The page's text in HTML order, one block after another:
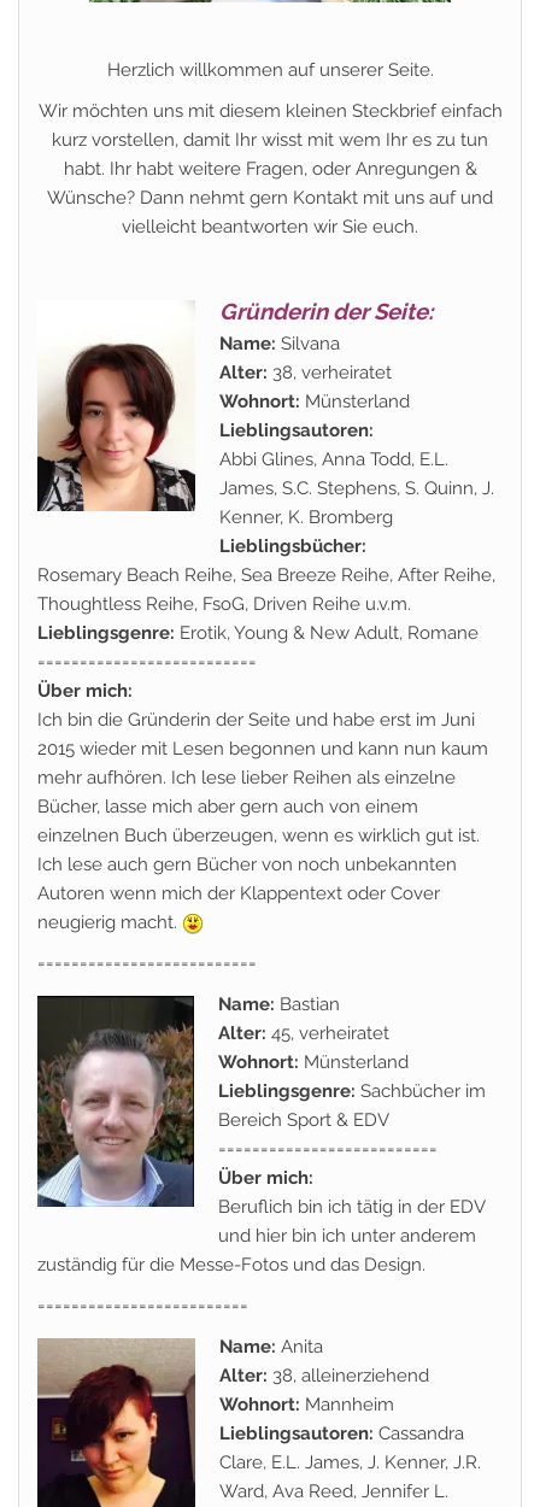
Herzlich willkommen auf unserer Seite.
Wir möchten uns mit diesem kleinen Steckbrief einfach
kurz vorstellen, damit Ihr wisst mit wem Ihr es zu tun
habt. Ihr habt weitere Fragen, oder Anregungen &
Wünsche? Dann nehmt gern Kontakt mit uns auf und
vielleicht beantworten wir Sie euch.
Gründerin der Seite:
Name: Silvana
Alter: 38, verheiratet
Wohnort: Münsterland
Lieblingsautoren:
Abbi Glines, Anna Todd, E.L.
James, S.C. Stephens, S. Quinn, J.
Kenner, K. Bromberg
Lieblingsbücher:
Rosemary Beach Reihe, Sea Breeze Reihe, After Reihe,
Thoughtless Reihe, FsoG, Driven Reihe u.v.m.
Lieblingsgenre: Erotik, Young & New Adult, Romane
==========================
Über mich:
Ich bin die Gründerin der Seite und habe erst im Juni
2015 wieder mit Lesen begonnen und kann nun kaum
mehr aufhören. Ich lese lieber Reihen als einzelne
Bücher, lasse mich aber gern auch von einem
einzelnen Buch überzeugen, wenn es wirklich gut ist.
Ich lese auch gern Bücher von noch unbekannten
Autoren wenn mich der Klappentext oder Cover
neugierig macht.
==========================
Name: Bastian
Alter: 45, verheiratet
Wohnort: Münsterland
Lieblingsgenre: Sachbücher im
Bereich Sport & EDV
==========================
Über mich:
Beruflich bin ich tätig in der EDV
und hier bin ich unter anderem
zuständig für die Messe-Fotos und das Design.
=========================
Name: Anita
Alter: 38, alleinerziehend
Wohnort: Mannheim
Lieblingsautoren: Cassandra
Clare, E.L. James, J. Kenner, J.R.
Ward, Ava Reed, Jennifer L.